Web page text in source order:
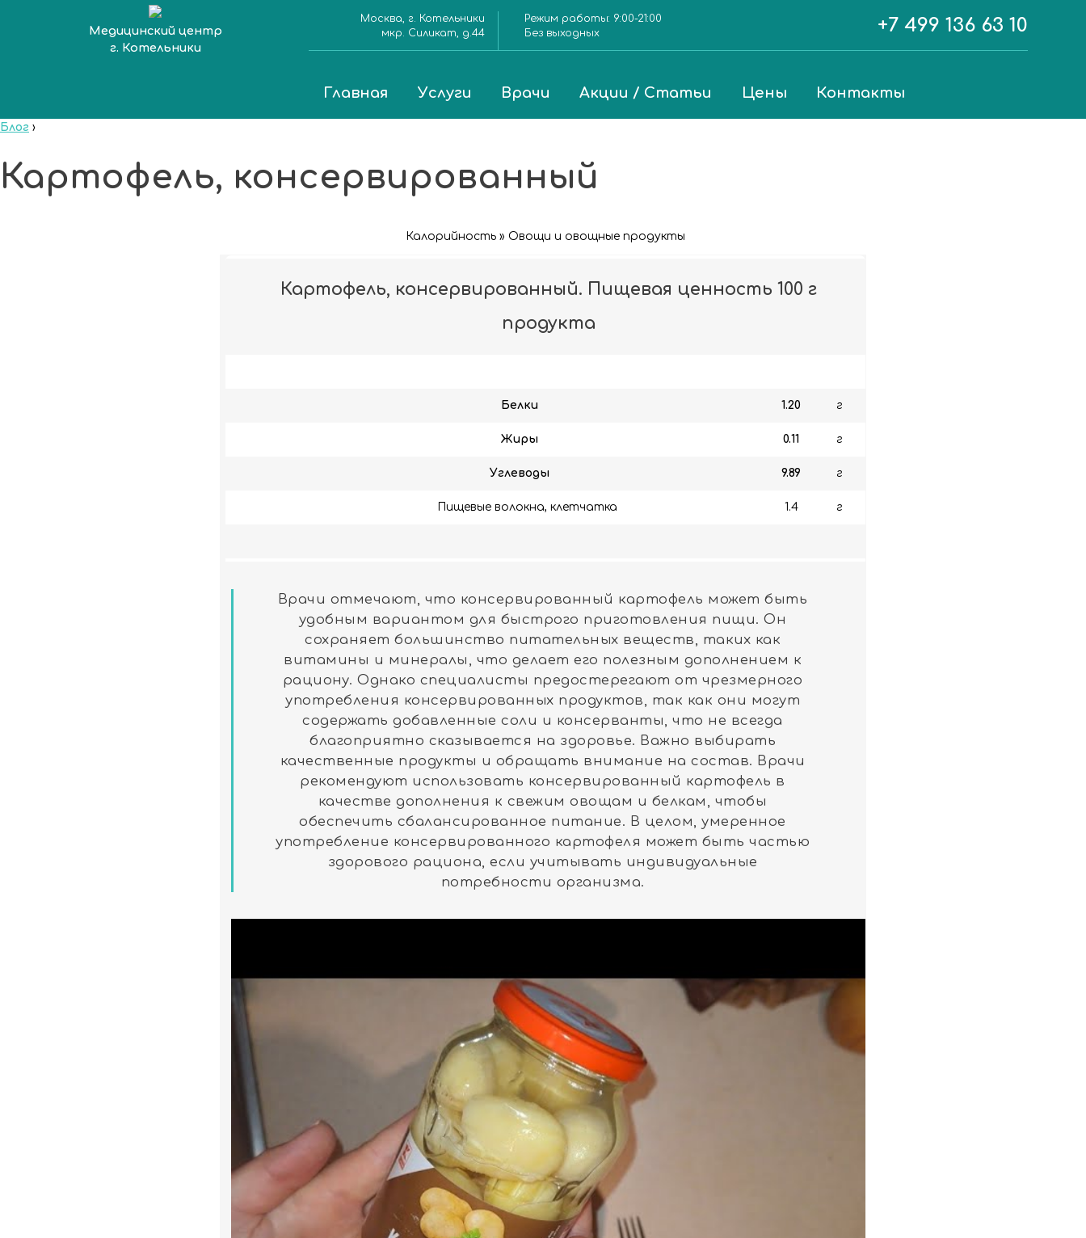
Медицинский центр
г. Котельники
Москва, г. Котельники
мкр. Силикат, д.44
Режим работы: 9:00-21:00
Без выходных
+7 499 136 63 10
Главная Услуги Врачи Акции / Статьи Цены Контакты
Блог ›
Картофель, консервированный
Калорийность » Овощи и овощные продукты
Картофель, консервированный. Пищевая ценность 100 г
продукта
Белки 1.20 г
Жиры 0.11 г
Углеводы 9.89 г
Пищевые волокна, клетчатка 1.4 г
Врачи отмечают, что консервированный картофель может быть
удобным вариантом для быстрого приготовления пищи. Он
сохраняет большинство питательных веществ, таких как
витамины и минералы, что делает его полезным дополнением к
рациону. Однако специалисты предостерегают от чрезмерного
употребления консервированных продуктов, так как они могут
содержать добавленные соли и консерванты, что не всегда
благоприятно сказывается на здоровье. Важно выбирать
качественные продукты и обращать внимание на состав. Врачи
рекомендуют использовать консервированный картофель в
качестве дополнения к свежим овощам и белкам, чтобы
обеспечить сбалансированное питание. В целом, умеренное
употребление консервированного картофеля может быть частью
здорового рациона, если учитывать индивидуальные
потребности организма.